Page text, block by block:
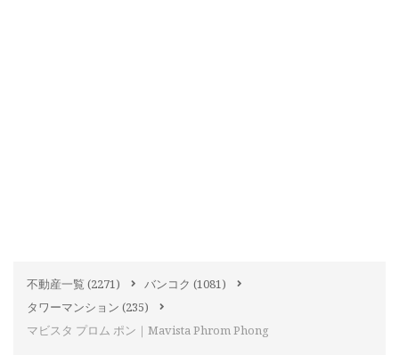
不動産一覧 (2271) バンコク (1081)
タワーマンション (235)
マビスタ プロム ポン｜Mavista Phrom Phong